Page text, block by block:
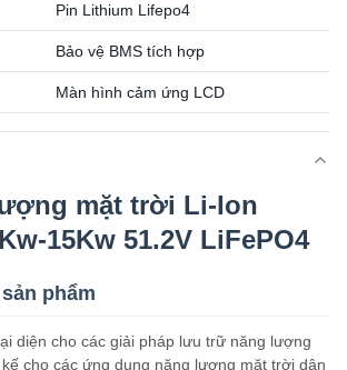
Pin Lithium Lifepo4
Bảo vệ BMS tích hợp
Màn hình cảm ứng LCD
mặt trời Li-Ion
15Kw 51.2V LiFePO4
phẩm
diện cho các giải pháp lưu trữ năng lượng
cho các ứng dụng năng lượng mặt trời dân